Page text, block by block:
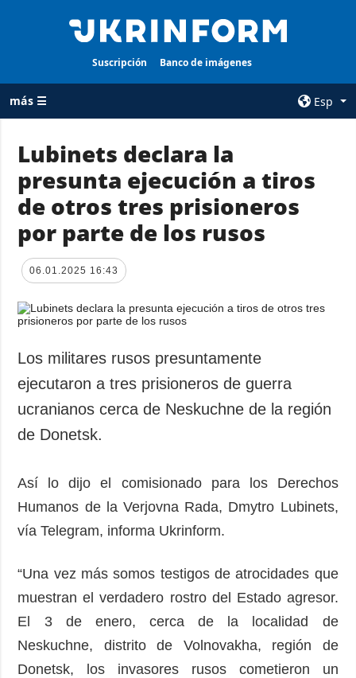
Suscripción Banco de imágenes
más ☰
Esp
TODAS LAS
CATEGORÍAS
Guerra
Reconstrucción
de Ucrania
Política
Economía
Sociedad y
Cultura
Deportes
Crimen
emergencias
AGENCIA
sobre la agencia
contacto
protección de
ADICIONAL
Podcasts
Releases
SERVICIOS
Suscripción
imágenes
Lubinets declara la
presunta ejecución a tiros
de otros tres prisioneros
por parte de los rusos
06.01.2025 16:43
Los militares rusos presuntamente
ejecutaron a tres prisioneros de guerra
ucranianos cerca de Neskuchne de la región
de Donetsk.
Así lo dijo el comisionado para los Derechos
Humanos de la Verjovna Rada, Dmytro Lubinets,
vía Telegram, informa Ukrinform.
“Una vez más somos testigos de atrocidades que
muestran el verdadero rostro del Estado agresor.
El 3 de enero, cerca de la localidad de
Neskuchne, distrito de Volnovakha, región de
Donetsk, los invasores rusos cometieron un